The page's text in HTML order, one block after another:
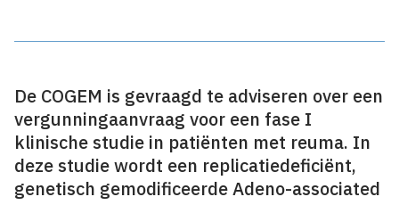
De COGEM is gevraagd te adviseren over een
vergunningaanvraag voor een fase I
klinische studie in patiënten met reuma. In
deze studie wordt een replicatiedeficiënt,
genetisch gemodificeerde Adeno-associated